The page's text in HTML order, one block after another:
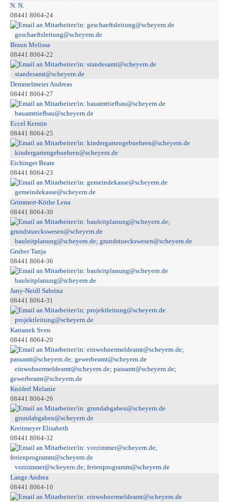
N. N.
08441 8064-24
geschaeftsleitung@scheyern.de
Braun Melissa
08441 8064-22
standesamt@scheyern.de
Demmelmeier Andreas
08441 8064-27
bauamttiefbau@scheyern.de
Eccel Kerstin
08441 8064-25
kindergartengebuehren@scheyern.de
Eichinger Beate
08441 8064-23
gemeindekasse@scheyern.de
Grimmert-Köthe Lena
08441 8064-30
bauleitplanung@scheyern.de; grundstueckswesen@scheyern.de
Gruber Tanja
08441 8064-36
bauleitplanung@scheyern.de
Jany-Neidl Sabrina
08441 8064-31
projektleitung@scheyern.de
Kattanek Sven
08441 8064-20
einwohnermeldeamt@scheyern.de; passamt@scheyern.de;
gewerbeamt@scheyern.de
Knöferl Melanie
08441 8064-26
grundabgaben@scheyern.de
Kreitmeyer Elisabeth
08441 8064-32
vorzimmer@scheyern.de; ferienprogramm@scheyern.de
Lange Andrea
08441 8064-10